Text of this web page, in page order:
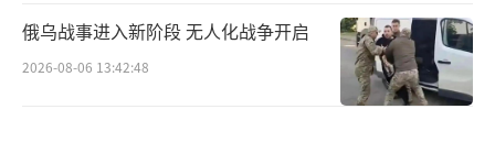
俄乌战事进入新阶段 无人化战争开启
2026-08-06 13:42:48